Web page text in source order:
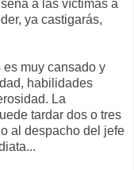
a las víctimas a
ya castigarás,
muy cansado y
habilidades
La
tardar dos o tres
al despacho del jefe